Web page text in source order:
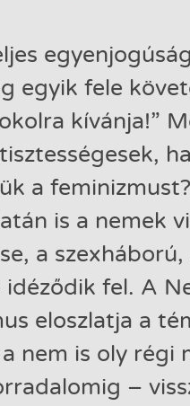
egyik fele
kívánja!”
a
is a nemek
a
idéződik fel. A
eloszlatja a
nem is oly régi
–